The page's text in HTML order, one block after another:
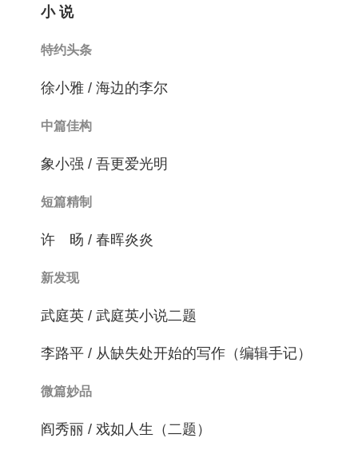
小 说
特约头条
徐小雅 / 海边的李尔
中篇佳构
象小强 / 吾更爱光明
短篇精制
许 旸 / 春晖炎炎
新发现
武庭英 / 武庭英小说二题
李路平 / 从缺失处开始的写作（编辑手记）
微篇妙品
阎秀丽 / 戏如人生（二题）